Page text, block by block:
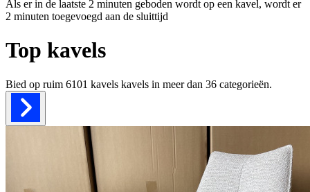
Als er in de laatste 2 minuten geboden wordt op een kavel, wordt er
2 minuten toegevoegd aan de sluittijd
Top kavels
Bied op ruim 6101 kavels kavels in meer dan 36 categorieën.